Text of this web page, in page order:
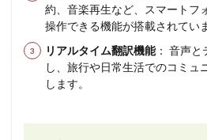
約、音楽再生など、スマートフ
操作できる機能が搭載されてい
リアルタイム翻訳機能： 音声と
し、旅行や日常生活でのコミュ
します。